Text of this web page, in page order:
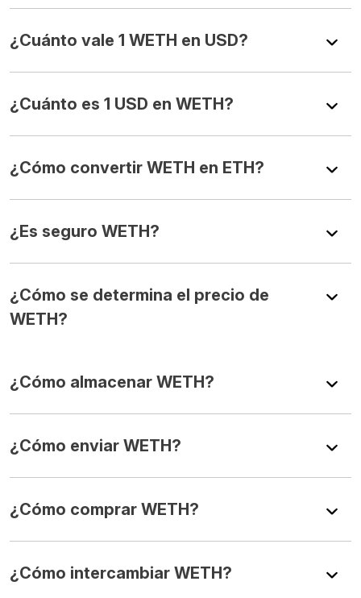
¿Cuánto vale 1 WETH en USD?
¿Cuánto es 1 USD en WETH?
¿Cómo convertir WETH en ETH?
¿Es seguro WETH?
¿Cómo se determina el precio de
WETH?
¿Cómo almacenar WETH?
¿Cómo enviar WETH?
¿Cómo comprar WETH?
¿Cómo intercambiar WETH?